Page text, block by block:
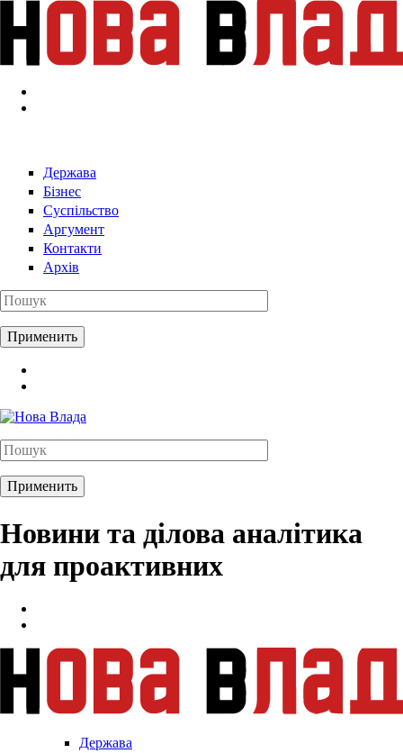
Перейти к основному содержанию
Держава
Бізнес
Суспільство
Аргумент
Контакти
Архів
Новини та ділова аналітика
для проактивних
Держава